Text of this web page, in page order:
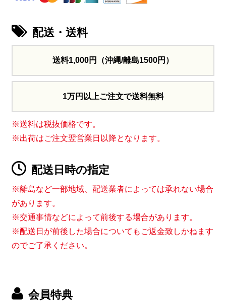
配送・送料
送料1,000円 （沖縄/離島1500円）
1万円以上ご注文で送料無料
※送料は税抜価格です。
※出荷はご注文翌営業日以降となります。
配送日時の指定
※離島など一部地域、配送業者によっては承れない場合
があります。
※交通事情などによって前後する場合があります。
※配送日が前後した場合についてもご返金致しかねます
のでご了承ください。
会員特典